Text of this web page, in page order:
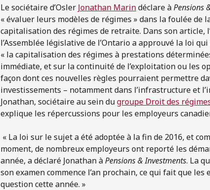
Le sociétaire d’Osler Jonathan Marindéclare àPensions
« évaluer leurs modèles de régimes » dans la foulée de
capitalisation des régimes de retraite. Dans son article,
l’Assemblée législative de l’Ontario a approuvé la loi
« la capitalisation des régimes à prestations
immédiate, et sur la continuité de l’exploitation ou les
façon dont ces nouvelles règles pourraient permettre
investissements – notamment dans l’infrastructure et
Jonathan, sociétaire au sein dugroupe Droit des
explique les répercussions pour les employeurs
« La loi sur le sujet a été adoptée à la fin de 2016, et
moment, de nombreux employeurs ont reporté les
année, a déclaré Jonathan àPensions & Investments. La
son examen commence l’an prochain, ce qui fait que
question cette année. »